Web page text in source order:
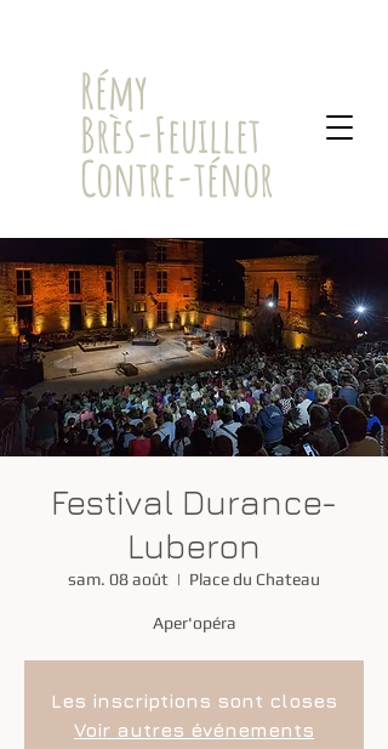
​Rémy
Brès-Feuillet
Contre-ténor
Festival Durance-
Luberon
sam. 08 août
  |
Place du Chateau
Aper'opéra
Les inscriptions sont closes
Voir autres événements